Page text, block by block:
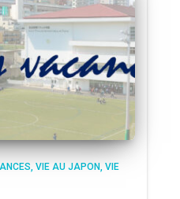
VIE AU JAPON VIE